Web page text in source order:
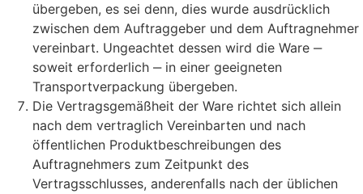
übergeben, es sei denn, dies wurde ausdrücklich
zwischen dem Auftraggeber und dem Auftragnehmer
vereinbart. Ungeachtet dessen wird die Ware ‒
soweit erforderlich ‒ in einer geeigneten
Transportverpackung übergeben.
Die Vertragsgemäßheit der Ware richtet sich allein
nach dem vertraglich Vereinbarten und nach
öffentlichen Produktbeschreibungen des
Auftragnehmers zum Zeitpunkt des
Vertragsschlusses, anderenfalls nach der üblichen